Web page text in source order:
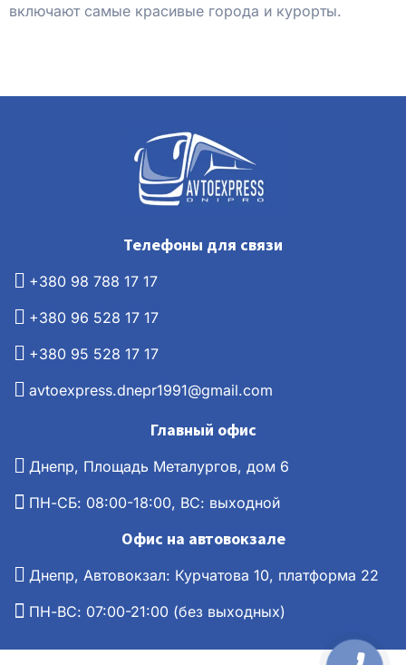
включают самые красивые города и курорты.
Телефоны для связи
+380 98 788 17 17
+380 96 528 17 17
+380 95 528 17 17
avtoexpress.dnepr1991@gmail.com
Главный офис
Днепр, Площадь Металургов, дом 6
ПН-СБ: 08:00-18:00, ВС: выходной
Офис на автовокзале
Днепр, Автовокзал: Курчатова 10, платформа 22
ПН-ВС: 07:00-21:00 (без выходных)